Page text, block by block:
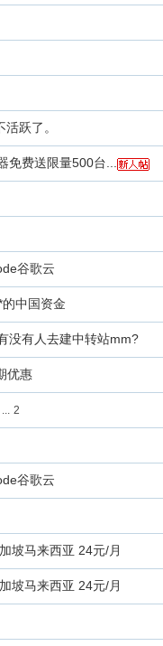
跃了。
免费送限量500台...
谷歌云
中国资金
没有人去建中转站mm?
优惠
... 2
谷歌云
坡马来西亚 24元/月
坡马来西亚 24元/月